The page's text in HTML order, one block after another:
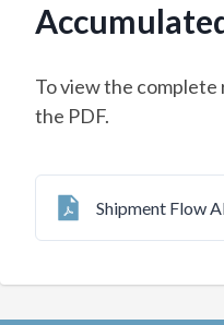
To view the
the PDF.
Shipment Flow